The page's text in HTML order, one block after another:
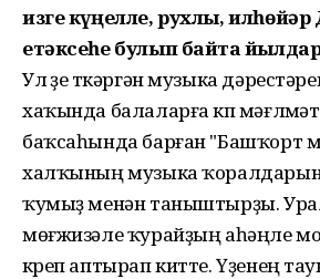
изге күңелле, рухлы,
етәксеһе булып байтаҡ
Ул үҙе үткәргән музыка
хаҡында балаларға күп
баҡсаһында барған "Башҡорт
халҡының музыка
ҡумыҙ менән таныштырҙы. Урал
мөғжизәле ҡурайҙың аһәңле
күреп аптырап китте. Үҙенең